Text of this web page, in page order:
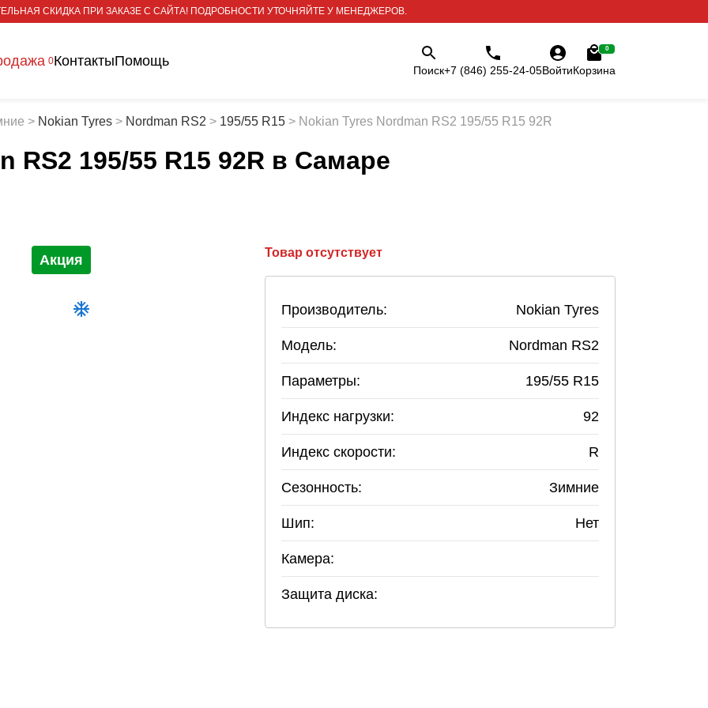
СКИДКА ПРИ ЗАКАЗЕ С САЙТА! ПОДРОБНОСТИ УТОЧНЯЙТЕ У МЕНЕДЖЕРОВ.
0КонтактыПомощь
Поиск+7 (846) 255-24-05ВойтиКорзина
0
> Nokian Tyres > Nordman RS2 > 195/55 R15 > Nokian Tyres Nordman RS2 195/55 R15 92R
RS2 195/55 R15 92R в Самаре
Акция Товар отсутствует
Производитель: Nokian Tyres
Модель: Nordman RS2
Параметры: 195/55 R15
Индекс нагрузки: 92
Индекс скорости: R
Сезонность: Зимние
Шип: Нет
Камера:
Защита диска: